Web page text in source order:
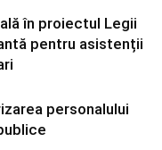
în proiectul Legii
pentru asistenții
personalului